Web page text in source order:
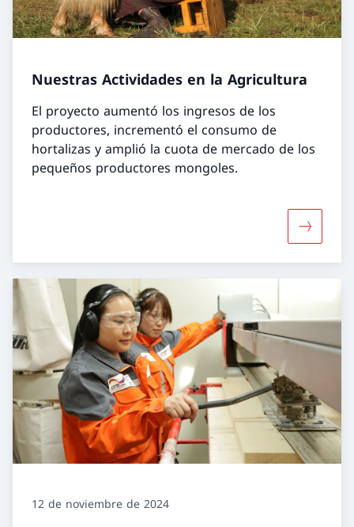
Nuestras Actividades en la Agricultura
El proyecto aumentó los ingresos de los
productores, incrementó el consumo de
hortalizas y amplió la cuota de mercado de los
pequeños productores mongoles.
Más
12 de noviembre de 2024